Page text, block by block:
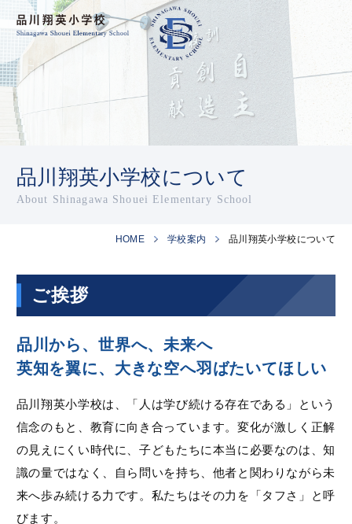
品川翔英小学校について
About Shinagawa Shouei Elementary School
HOME 学校案内 品川翔英小学校について
ご挨拶
品川から、世界へ、未来へ
英知を翼に、大きな空へ羽ばたいてほしい
品川翔英小学校は、「人は学び続ける存在である」という
信念のもと、教育に向き合っています。変化が激しく正解
の見えにくい時代に、子どもたちに本当に必要なのは、知
識の量ではなく、自ら問いを持ち、他者と関わりながら未
来へ歩み続ける力です。私たちはその力を「タフさ」と呼
びます。